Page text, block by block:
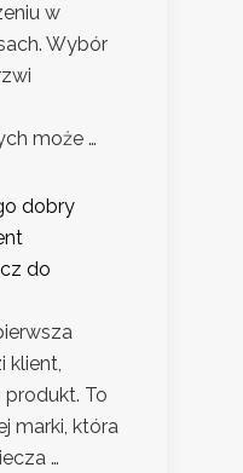
w
Wybór
może …
dobry
do
klient,
produkt. To
marki, która
…